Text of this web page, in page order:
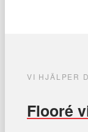
VI HJÄLPER
Flooré